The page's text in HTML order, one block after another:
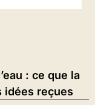
: ce que la
idées reçues